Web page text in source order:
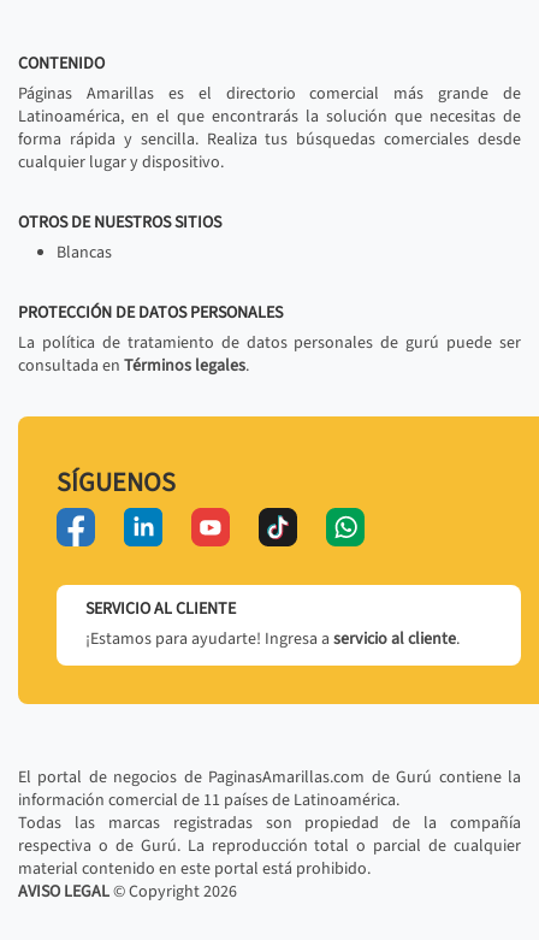
CONTENIDO
Páginas Amarillas es el directorio comercial más grande de
Latinoamérica, en el que encontrarás la solución que necesitas de
forma rápida y sencilla. Realiza tus búsquedas comerciales desde
cualquier lugar y dispositivo.
OTROS DE NUESTROS SITIOS
Blancas
PROTECCIÓN DE DATOS PERSONALES
La política de tratamiento de datos personales de gurú puede ser
consultada en Términos legales.
SÍGUENOS
SERVICIO AL CLIENTE
¡Estamos para ayudarte! Ingresa a servicio al cliente.
El portal de negocios de PaginasAmarillas.com de Gurú contiene la
información comercial de 11 países de Latinoamérica.
Todas las marcas registradas son propiedad de la compañía
respectiva o de Gurú. La reproducción total o parcial de cualquier
material contenido en este portal está prohibido.
AVISO LEGAL© Copyright2026